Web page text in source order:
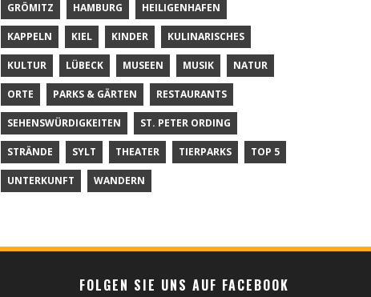
GRÖMITZ HAMBURG HEILIGENHAFEN
KAPPELN KIEL KINDER KULINARISCHES
KULTUR LÜBECK MUSEEN MUSIK NATUR
ORTE PARKS & GÄRTEN RESTAURANTS
SEHENSWÜRDIGKEITEN ST. PETER ORDING
STRÄNDE SYLT THEATER TIERPARKS TOP 5
UNTERKUNFT WANDERN
FOLGEN SIE UNS AUF FACEBOOK